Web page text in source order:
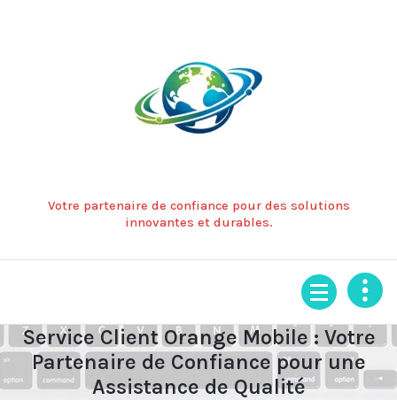
Votre partenaire de confiance pour des solutions
innovantes et durables.
Service Client Orange Mobile : Votre
Partenaire de Confiance pour une
Assistance de Qualité